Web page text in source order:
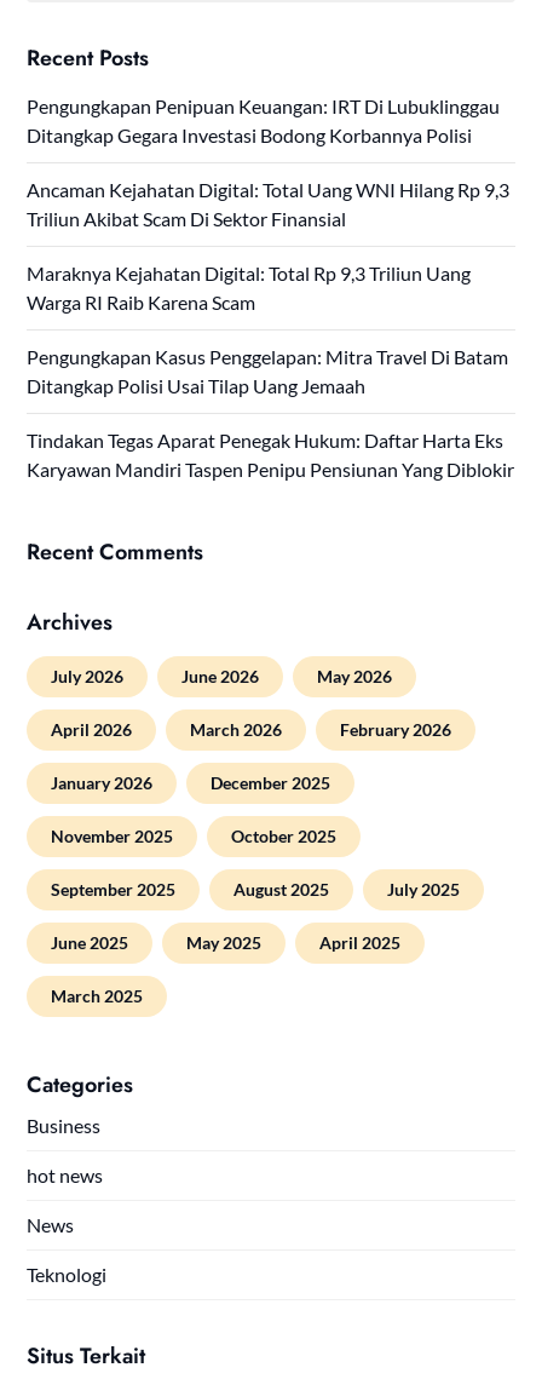
Recent Posts
Pengungkapan Penipuan Keuangan: IRT Di Lubuklinggau
Ditangkap Gegara Investasi Bodong Korbannya Polisi
Ancaman Kejahatan Digital: Total Uang WNI Hilang Rp 9,3
Triliun Akibat Scam Di Sektor Finansial
Maraknya Kejahatan Digital: Total Rp 9,3 Triliun Uang
Warga RI Raib Karena Scam
Pengungkapan Kasus Penggelapan: Mitra Travel Di Batam
Ditangkap Polisi Usai Tilap Uang Jemaah
Tindakan Tegas Aparat Penegak Hukum: Daftar Harta Eks
Karyawan Mandiri Taspen Penipu Pensiunan Yang Diblokir
Recent Comments
Archives
July 2026 June 2026 May 2026
April 2026 March 2026 February 2026
January 2026 December 2025
November 2025 October 2025
September 2025 August 2025 July 2025
June 2025 May 2025 April 2025
March 2025
Categories
Business
hot news
News
Teknologi
Situs Terkait